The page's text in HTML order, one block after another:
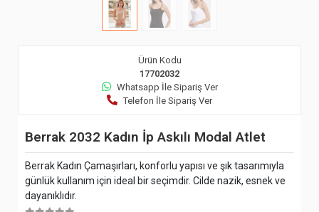
Ürün Kodu
17702032
Whatsapp İle Sipariş Ver
Telefon İle Sipariş Ver
Berrak 2032 Kadın İp Askılı Modal Atlet
Berrak Kadın Çamaşırları, konforlu yapısı ve şık tasarımıyla
günlük kullanım için ideal bir seçimdir. Cilde nazik, esnek ve
dayanıklıdır.